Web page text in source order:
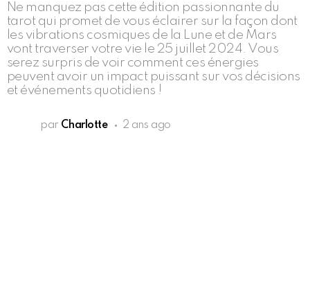
Ne manquez pas cette édition passionnante du
tarot qui promet de vous éclairer sur la façon dont
les vibrations cosmiques de la Lune et de Mars
vont traverser votre vie le 25 juillet 2024. Vous
serez surpris de voir comment ces énergies
peuvent avoir un impact puissant sur vos décisions
et événements quotidiens !
par Charlotte 2 ans ago